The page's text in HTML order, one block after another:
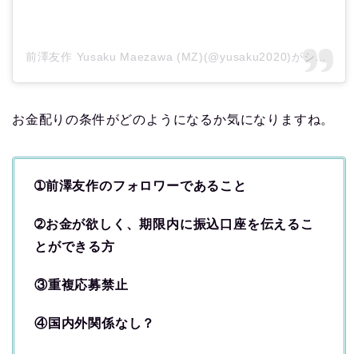
前澤友作 Yusaku Maezawa (MZ)(@yusaku2020)がシェアした投稿
お金配りの条件がどのようになるか気になりますね。
➀前澤友作のフォロワーであること
➁お金が欲しく、期限内に振込口座を伝えるこ
とができる方
③重複応募禁止
④国内外関係なし？